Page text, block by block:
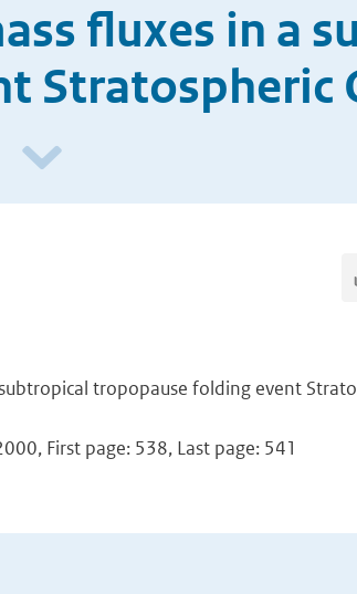
fluxes in a
Stratospheric
tropopause folding event
First page: 538, Last page: 541